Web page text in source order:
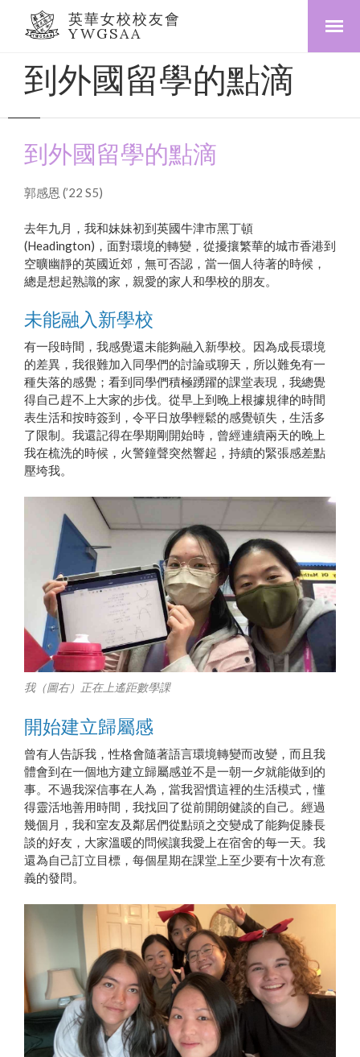
英華女校校友會
YWGSAA
到外國留學的點滴
到外國留學的點滴
郭感恩 (’22 S5)
去年九月，我和妹妹初到英國牛津市黑丁頓
(Headington)，面對環境的轉變，從擾攘繁華的城市香港到
空曠幽靜的英國近郊，無可否認，當一個人待著的時候，
總是想起熟識的家，親愛的家人和學校的朋友。
未能融入新學校
有一段時間，我感覺還未能夠融入新學校。因為成長環境
的差異，我很難加入同學們的討論或聊天，所以難免有一
種失落的感覺；看到同學們積極踴躍的課堂表現，我總覺
得自己趕不上大家的步伐。從早上到晚上根據規律的時間
表生活和按時簽到，令平日放學輕鬆的感覺頓失，生活多
了限制。我還記得在學期剛開始時，曾經連續兩天的晚上
我在梳洗的時候，火警鐘聲突然響起，持續的緊張感差點
壓垮我。
我（圖右）正在上遙距數學課
開始建立歸屬感
曾有人告訴我，性格會隨著語言環境轉變而改變，而且我
體會到在一個地方建立歸屬感並不是一朝一夕就能做到的
事。不過我深信事在人為，當我習慣這裡的生活模式，懂
得靈活地善用時間，我找回了從前開朗健談的自己。經過
幾個月，我和室友及鄰居們從點頭之交變成了能夠促膝長
談的好友，大家溫暖的問候讓我愛上在宿舍的每一天。我
還為自己訂立目標，每個星期在課堂上至少要有十次有意
義的發問。